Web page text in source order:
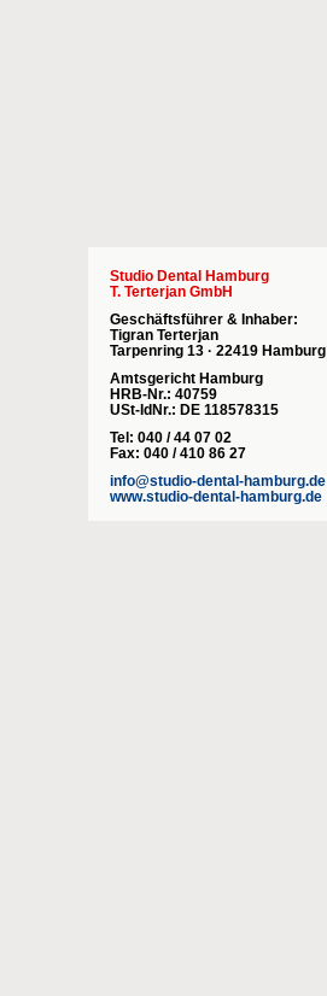
Studio Dental Hamburg
T. Terterjan GmbH
Geschäftsführer & Inhaber:
Tigran Terterjan
Tarpenring 13 · 22419 Hamburg
Amtsgericht Hamburg
HRB-Nr.: 40759
USt-IdNr.: DE 118578315
Tel: 040 / 44 07 02
Fax: 040 / 410 86 27
info@studio-dental-hamburg.de
www.studio-dental-hamburg.de